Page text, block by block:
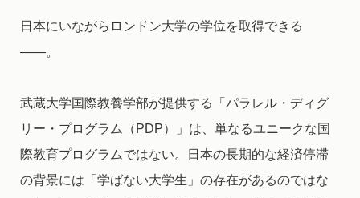
日本にいながらロンドン大学の学位を取得できる
――。
武蔵大学国際教養学部が提供する「パラレル・ディグ
リー・プログラム（PDP）」は、単なるユニークな国
際教育プログラムではない。日本の長期的な経済停滞
の背景には「学ばない大学生」の存在があるのではな